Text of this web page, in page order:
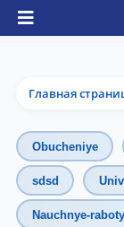
Главная
Obucheniye
sdsd
Nauchnye-raboty
Чат